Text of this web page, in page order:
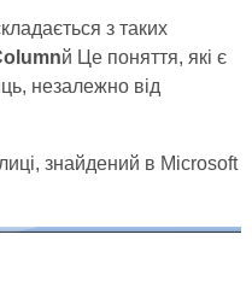
з таких
й Це поняття, які є
незалежно від
знайдений в Microsoft